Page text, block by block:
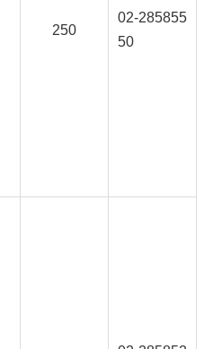
250
02-285855
50